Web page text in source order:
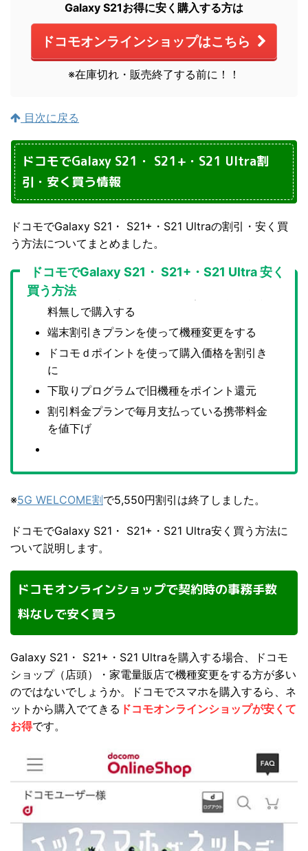
Galaxy S21お得に安く購入する方は
ドコモオンラインショップはこちら
※在庫切れ・販売終了する前に！！
目次に戻る
ドコモでGalaxy S21・ S21+・S21 Ultra割
引・安く買う情報
ドコモでGalaxy S21・ S21+・S21 Ultraの割引・安く買
う方法についてまとめました。
ドコモでGalaxy S21・ S21+・S21 Ultra 安く
買う方法
ドコモオンラインショップで頭金・事務手数
料無しで購入する
端末割引きプランを使って機種変更をする
ドコモｄポイントを使って購入価格を割引き
に
下取りプログラムで旧機種をポイント還元
割引料金プランで毎月支払っている携帯料金
を値下げ
※5G WELCOME割で5,550円割引は終了しました。
ドコモでGalaxy S21・ S21+・S21 Ultra安く買う方法に
ついて説明します。
ドコモオンラインショップで契約時の事務手数
料なしで安く買う
Galaxy S21・ S21+・S21 Ultraを購入する場合、ドコモ
ショップ（店頭）・家電量販店で機種変更をする方が多い
のではないでしょうか。ドコモでスマホを購入するら、ネ
ットから購入でてきる ドコモオンラインショップが安くて
お得です。